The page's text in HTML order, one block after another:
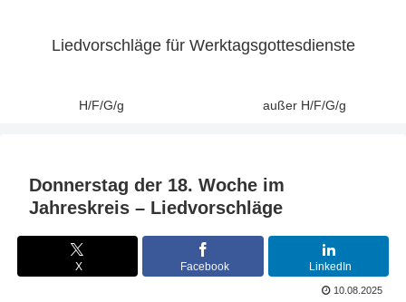
Liedvorschläge für Werktagsgottesdienste
H/F/G/g außer H/F/G/g
Donnerstag der 18. Woche im
Jahreskreis – Liedvorschläge
X Facebook LinkedIn
10.08.2025